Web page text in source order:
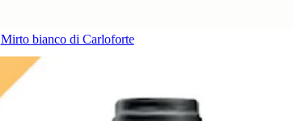
Mirto bianco di Carloforte